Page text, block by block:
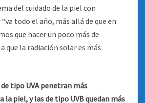
del cuidado de la piel con
todo el año, más allá de que en
que hacer un poco más de
que la radiación solar es más
tipo UVA penetran más
la piel, y las de tipo UVB quedan más